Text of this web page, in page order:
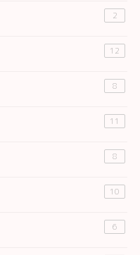
2
12
8
11
8
10
6